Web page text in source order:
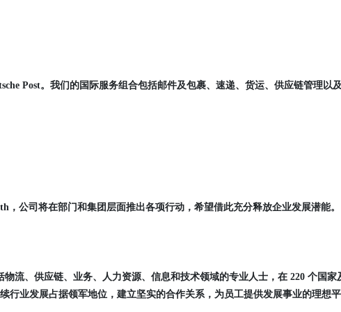
Post。我们的国际服务组合包括邮件及包裹、速递、货运、供应链管理以
，公司将在部门和集团层面推出各项行动，希望借此充分释放企业发展潜能。
流、供应链、业务、人力资源、信息和技术领域的专业人士，在 220 个国家
业发展占据领军地位，建立坚实的合作关系，为员工提供发展事业的理想平